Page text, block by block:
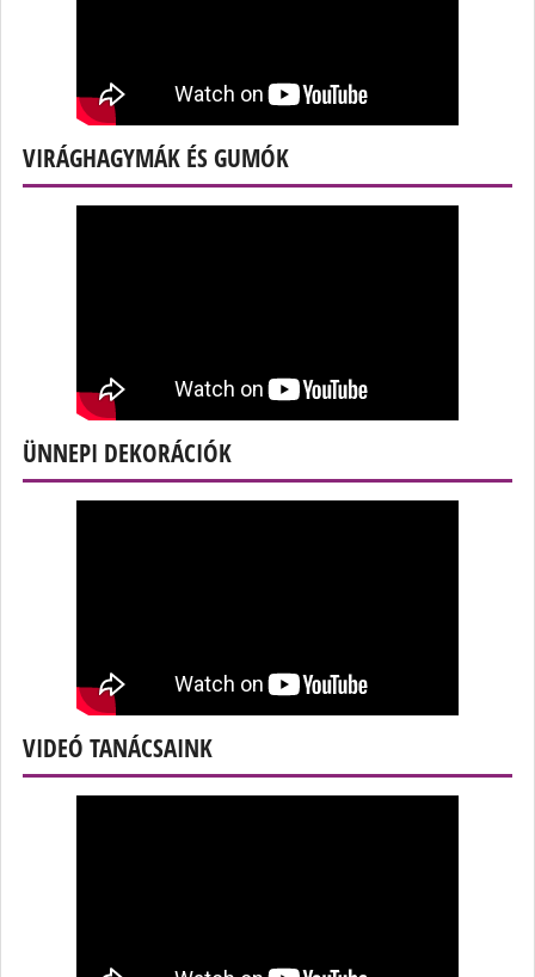
VIRÁGHAGYMÁK ÉS GUMÓK
ÜNNEPI DEKORÁCIÓK
VIDEÓ TANÁCSAINK